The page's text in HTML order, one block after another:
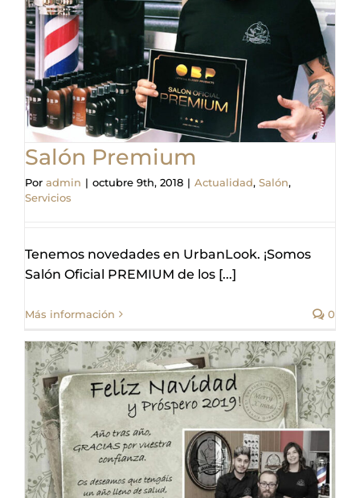
Salón Premium
Por admin | octubre 9th, 2018 | Actualidad, Salón,
Servicios
Tenemos novedades en UrbanLook. ¡Somos
Salón Oficial PREMIUM de los [...]
Más información 0